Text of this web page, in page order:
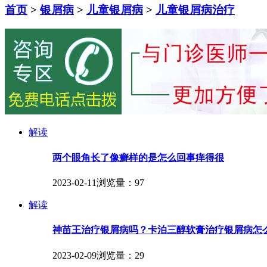
首页 >银屑病 > 儿童银屑病 > 儿童银屑病治疗
解读
两个眼角长了像癣样的是怎么回事痒得很
2023-02-11浏览量：97
解读
神苗王治疗银屑病吗？卡泊三醇软膏治疗银屑病怎
2023-02-09浏览量：29